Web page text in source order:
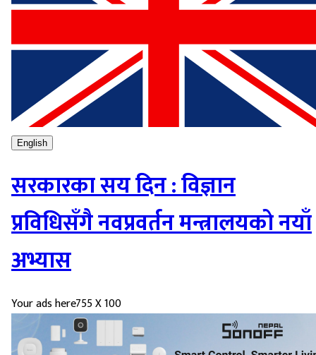
English
सरकारका सय दिन : विज्ञान
प्रविधिसँगै नवप्रवर्तन मन्त्रालयको नयाँ
अभ्यास
Your ads here755 X 100